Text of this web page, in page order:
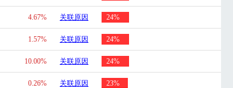
4.67% 关联原因 24%
1.57% 关联原因 24%
10.00% 关联原因 24%
0.26% 关联原因 23%